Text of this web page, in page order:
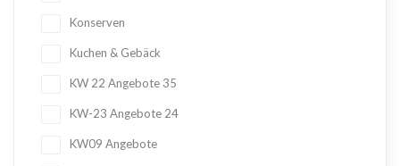
Konserven
Kuchen & Gebäck
KW 22 Angebote 35
KW-23 Angebote 24
KW09 Angebote